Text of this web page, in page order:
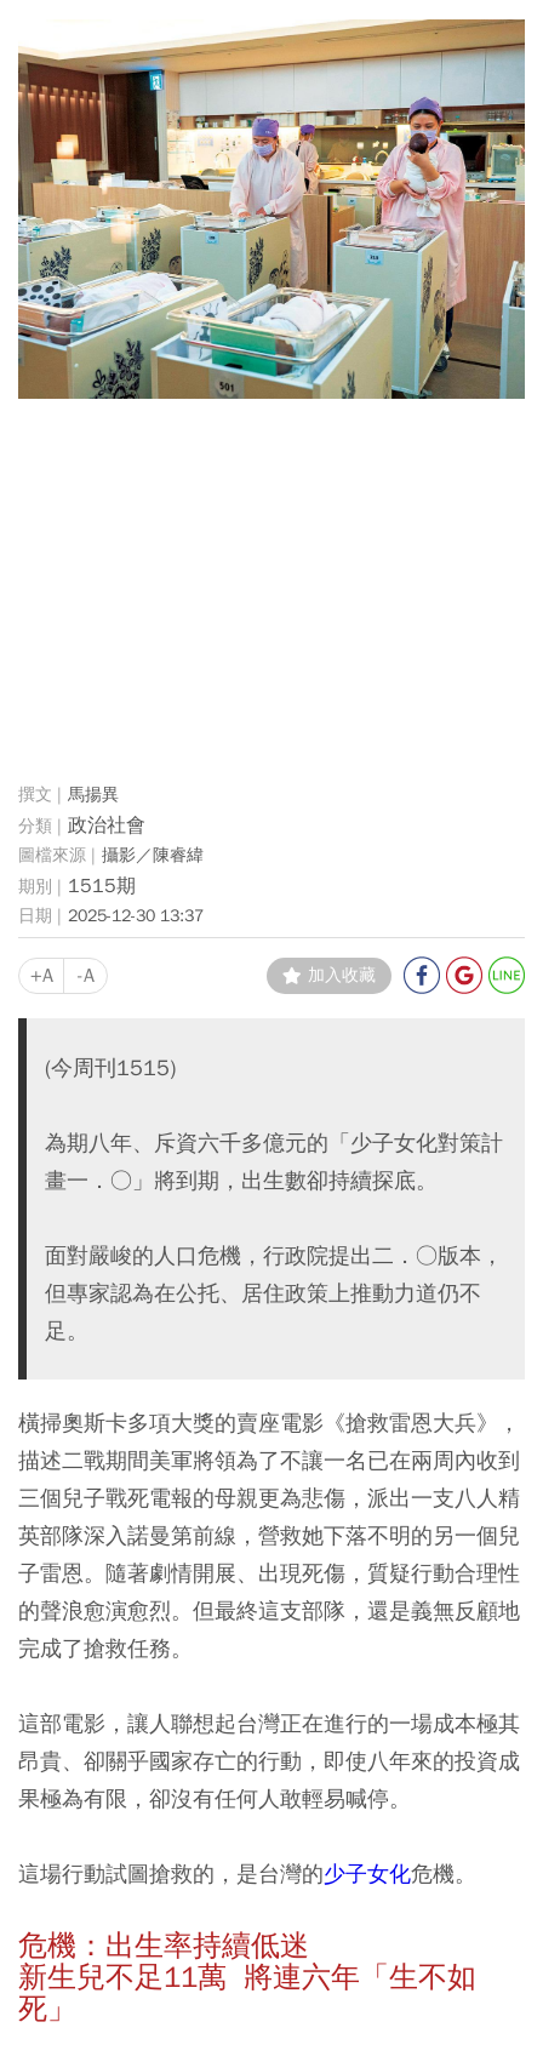
馬揚異
政治社會
攝影／陳睿緯
1515期
2025-12-30 13:37
+A -A 加入收藏
(今周刊1515)
為期八年、斥資六千多億元的「少子女化對策計
畫一．○」將到期，出生數卻持續探底。
面對嚴峻的人口危機，行政院提出二．○版本，
但專家認為在公托、居住政策上推動力道仍不
足。
橫掃奧斯卡多項大獎的賣座電影《搶救雷恩大兵》，
描述二戰期間美軍將領為了不讓一名已在兩周內收到
三個兒子戰死電報的母親更為悲傷，派出一支八人精
英部隊深入諾曼第前線，營救她下落不明的另一個兒
子雷恩。隨著劇情開展、出現死傷，質疑行動合理性
的聲浪愈演愈烈。但最終這支部隊，還是義無反顧地
完成了搶救任務。
這部電影，讓人聯想起台灣正在進行的一場成本極其
昂貴、卻關乎國家存亡的行動，即使八年來的投資成
果極為有限，卻沒有任何人敢輕易喊停。
這場行動試圖搶救的，是台灣的少子女化危機。
危機：出生率持續低迷
新生兒不足11萬 將連六年「生不如
死」